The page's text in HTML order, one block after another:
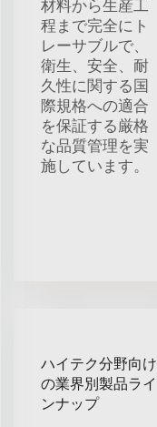
材料から生産工
程まで完全にト
レーサブルで、
衛生、安全、耐
久性に関する国
際規格への適合
を保証する厳格
な品質管理を実
施しています。
ハイテク分野向け
の業界別製品ライ
ンナップ